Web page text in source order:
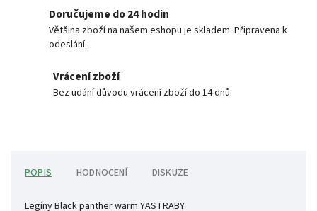
Doručujeme do 24 hodin
Většina zboží na našem eshopu je skladem. Připravena k
odeslání.
Vrácení zboží
Bez udání důvodu vrácení zboží do 14 dnů.
POPIS HODNOCENÍ DISKUZE
Legíny Black panther warm YASTRABY